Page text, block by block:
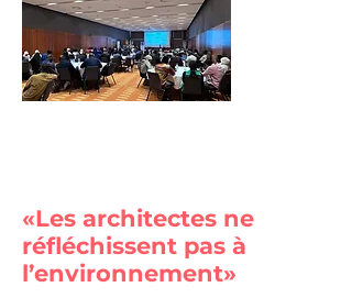
«Les architectes ne
réfléchissent pas à
l’environnement»